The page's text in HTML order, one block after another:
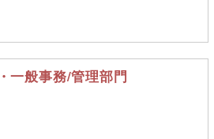
一般事務/管理部門